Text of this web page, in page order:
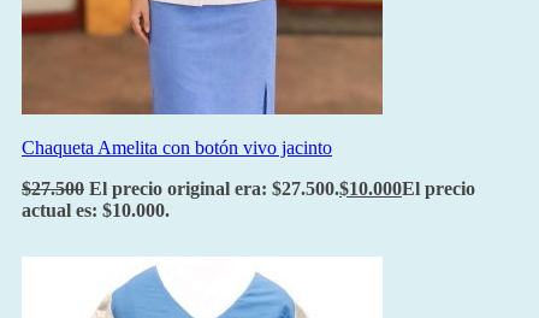
Chaqueta Amelita con botón vivo jacinto
$27.500 El precio original era: $27.500.$10.000El precio
actual es: $10.000.